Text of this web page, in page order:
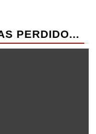
PERDIDO...